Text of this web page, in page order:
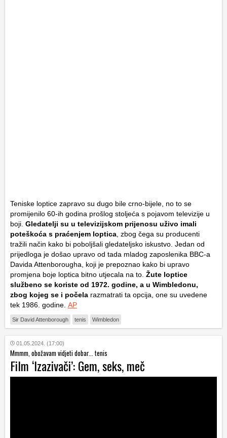
Teniske loptice zapravo su dugo bile crno-bijele, no to se
promijenilo 60-ih godina prošlog stoljeća s pojavom televizije u
boji. Gledatelji su u televizijskom prijenosu uživo imali
poteškoća s praćenjem loptica, zbog čega su producenti
tražili način kako bi poboljšali gledateljsko iskustvo. Jedan od
prijedloga je došao upravo od tada mladog zaposlenika BBC-a
Davida Attenborougha, koji je prepoznao kako bi upravo
promjena boje loptica bitno utjecala na to. Žute loptice
službeno se koriste od 1972. godine, a u Wimbledonu,
zbog kojeg se i počela razmatrati ta opcija, one su uvedene
tek 1986. godine. AP
Sir David Attenborough tenis Wimbledon
01.05.2024. (17:00)
Mmmm, obožavam vidjeti dobar... tenis
Film ‘Izazivači’: Gem, seks, meč